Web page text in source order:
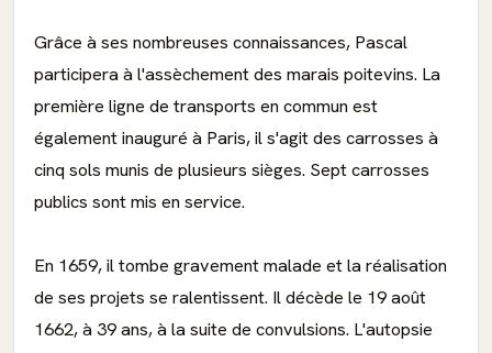
Grâce à ses nombreuses connaissances, Pascal
participera à l'assèchement des marais poitevins. La
première ligne de transports en commun est
également inauguré à Paris, il s'agit des carrosses à
cinq sols munis de plusieurs sièges. Sept carrosses
publics sont mis en service.
En 1659, il tombe gravement malade et la réalisation
de ses projets se ralentissent. Il décède le 19 août
1662, à 39 ans, à la suite de convulsions. L'autopsie